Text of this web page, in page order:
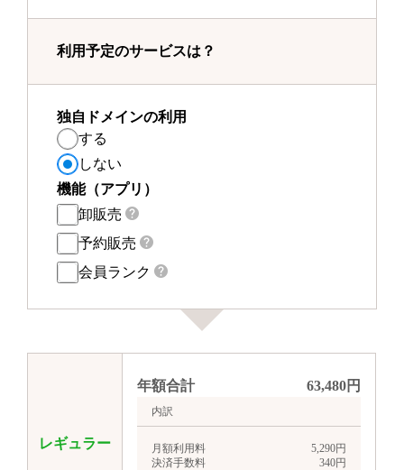
利用予定のサービスは？
独自ドメインの利用
する
しない
機能（アプリ）
卸販売
予約販売
会員ランク
レギュラー
年額合計 63,480円
内訳
月額利用料 5,290円
決済手数料
340円